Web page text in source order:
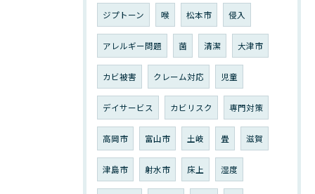
ジプトーン 喉 松本市 侵入
アレルギー問題 菌 清潔 大津市
カビ被害 クレーム対応 児童
デイサービス カビリスク 専門対策
高岡市 富山市 土岐 畳 滋賀
津島市 射水市 床上 湿度